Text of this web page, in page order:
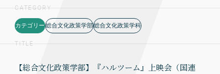
CATEGORY
カテゴリー 総合文化政策学部総合文化政策学科
TITLE
【総合文化政策学部】『ハルツーム』上映会（国連